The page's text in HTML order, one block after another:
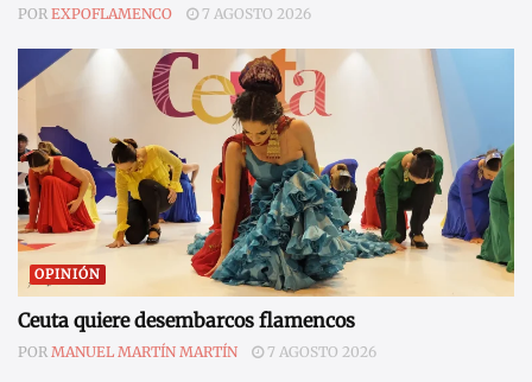
POR EXPOFLAMENCO 7 AGOSTO 2026
OPINIÓN
Ceuta quiere desembarcos flamencos
POR MANUEL MARTÍN MARTÍN 7 AGOSTO 2026